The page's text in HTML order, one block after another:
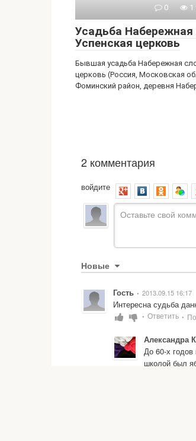
0
1
Усадьба Набережная
Успенская церковь
Бывшая усадьба Набережная
церковь (Россия, Московская
Фоминский район, деревня
2 комментария
войдите
Новые
Гость • 2013.09.15 16:17
Интересна судьба
• Ответить •
Александра
До 60-х
школой был